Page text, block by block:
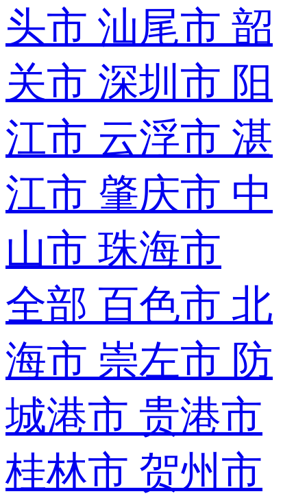
头市 汕尾市 韶
关市 深圳市 阳
江市 云浮市 湛
江市 肇庆市 中
山市 珠海市
全部 百色市 北
海市 崇左市 防
城港市 贵港市
桂林市 贺州市